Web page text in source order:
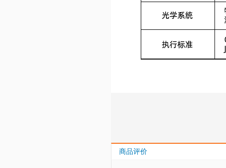
商品评价